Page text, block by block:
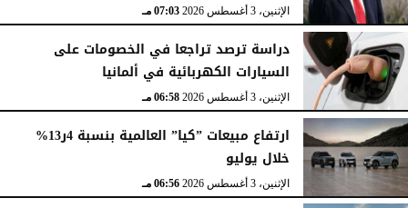
الإثنين، 3 أغسطس 2026 07:03 مـ
دراسة ترصد تراجعا في الخصومات على
السيارات الكهربائية في ألمانيا
الإثنين، 3 أغسطس 2026 06:58 مـ
ارتفاع مبيعات ”كيا” العالمية بنسبة 4ر13%
خلال يوليو
الإثنين، 3 أغسطس 2026 06:56 مـ